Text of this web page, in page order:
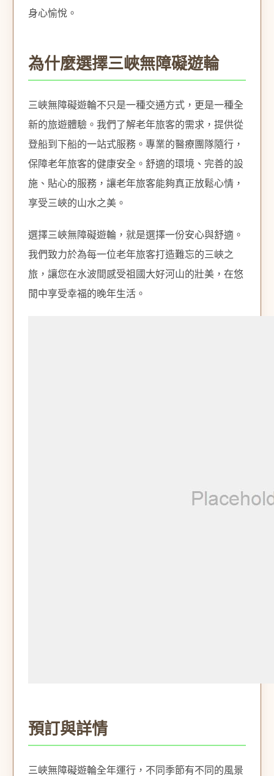
身心愉悅。
為什麼選擇三峽無障礙遊輪
三峽無障礙遊輪不只是一種交通方式，更是一種全
新的旅遊體驗。我們了解老年旅客的需求，提供從
登船到下船的一站式服務。專業的醫療團隊隨行，
保障老年旅客的健康安全。舒適的環境、完善的設
施、貼心的服務，讓老年旅客能夠真正放鬆心情，
享受三峽的山水之美。
選擇三峽無障礙遊輪，就是選擇一份安心與舒適。
我們致力於為每一位老年旅客打造難忘的三峽之
旅，讓您在水波間感受祖國大好河山的壯美，在悠
閒中享受幸福的晚年生活。
預訂與詳情
三峽無障礙遊輪全年運行，不同季節有不同的風景